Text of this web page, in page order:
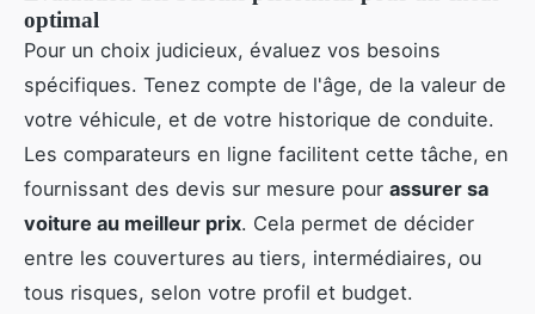
optimal
Pour un choix judicieux, évaluez vos besoins
spécifiques. Tenez compte de l'âge, de la valeur de
votre véhicule, et de votre historique de conduite.
Les comparateurs en ligne facilitent cette tâche, en
fournissant des devis sur mesure pour assurer sa
voiture au meilleur prix. Cela permet de décider
entre les couvertures au tiers, intermédiaires, ou
tous risques, selon votre profil et budget.